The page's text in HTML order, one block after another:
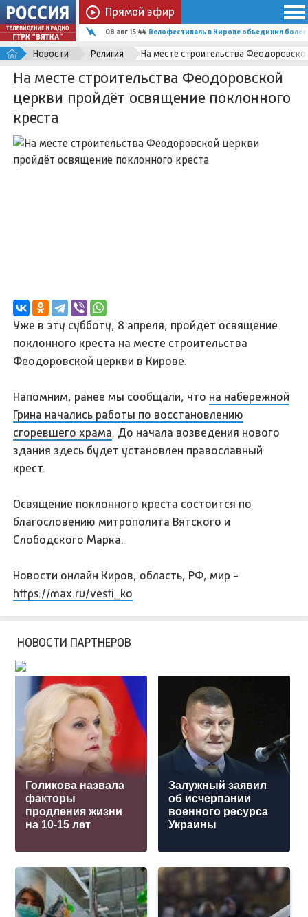
Прямой эфир
08 авг 15:44 Велофестиваль в Кирове объединил более
Новости Религия На месте строительства
На месте строительства Феодоровской
церкви пройдёт освящение поклонного
креста
Уже в эту субботу, 8 апреля, пройдет освящение
поклонного креста на месте строительства
Феодоровской церкви в Кирове.
Напомним, ранее мы сообщали, что на набережной
Грина начались работы по восстановлению
сгоревшего храма. До начала возведения нового
здания здесь будет установлен православный
крест.
Освящение поклонного креста состоится по
благословению митрополита Вятского и
Слободского Марка.
Новости онлайн Киров, область, РФ, мир -
https://max.ru/vesti_ko
НОВОСТИ ПАРТНЕРОВ
Голикова назвала
факторы
продления жизни
на 10-15 лет
Залужный заявил
об исчерпании
военного ресурса
Украины